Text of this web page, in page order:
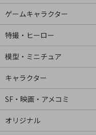
ゲームキャラクター
特撮・ヒーロー
模型・ミニチュア
キャラクター
SF・映画・アメコミ
オリジナル